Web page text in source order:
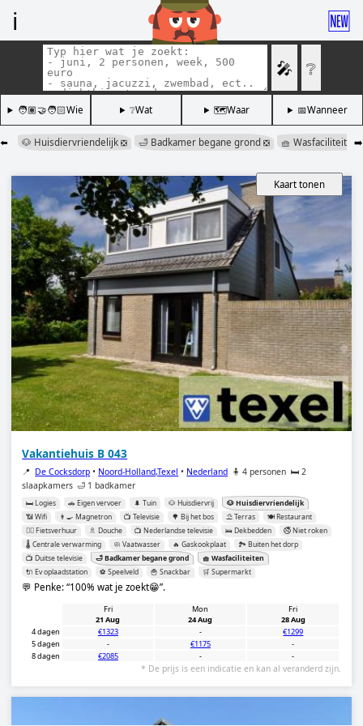
ℹ️ 🆕
🎤 ❔
🧑🏽‍🤝‍🧑🏻Wie ❔Wat 🗺️Waar 📅Wanneer
⬅️ ➡️
🐶 Huisdiervriendelijk ❎ 🛁 Badkamer begane grond ❎ 🧺 Wasfaciliteiten
Kaart tonen
Vakantiehuis B 043
📍 De Cocksdorp • Noord-Holland,Texel • Nederland 🧍 4 personen 🛏️ 2
slaapkamers 🛁 1 badkamer
🛏️ Logies 🚗 Eigen vervoer 🌲 Tuin 🐶 Huisdiervrij
🐶 Huisdiervriendelijk
📶 Wifi
👨‍🍳 Magnetron 📺 Televisie 🌳 Bij het bos ⛱️ Terras
🍽️ Restaurant
🚴‍♂️ Fietsverhuur
🚿 Douche 📺 Nederlandse televisie 🛌 Dekbedden
🚭 Niet roken
🌡️ Centrale verwarming
🧼 Vaatwasser 🔥 Gaskookplaat
🏞️ Buiten het dorp
📺 Duitse televisie
🛁 Badkamer begane grond
🧺 Wasfaciliteiten
🔌 Ev oplaadstation
⚽️ Speelveld 🍟 Snackbar 🛒 Supermarkt
💬 Penke: 100% wat je zoekt😁 .
Fri
21 Aug
Mon
24 Aug
Fri
28 Aug
4 dagen
€1323 -
€1299
5 dagen
- €1175
-
8 dagen
€2085 - -
* De prijs is een indicatie en kan al veranderd zijn.